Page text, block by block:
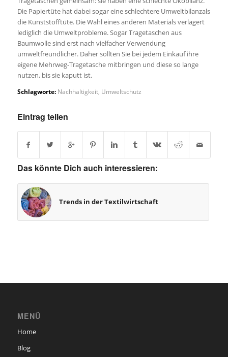
Die Papiertüte hat dabei sogar eine schlechtere Umweltbilanzals
die Kunststofftüte. Die Wahl eines anderen Materials verlagert
lediglich die Umweltprobleme. Sogar Tragetaschen aus
Baumwolle sind erst nach vielfacher Verwendung
umweltfreundlicher. Daher sollten Sie bei jedem Einkauf ihre
eigene Mehrweg-Tragetasche mitbringen und diese so lange
nutzen, bis sie kaputt ist.
Schlagworte: Nachhaltigkeit, Umweltschutz
Eintrag teilen
Das könnte Dich auch interessieren:
Trends in der Textilwirtschaft
MENÜ
Home
Blog